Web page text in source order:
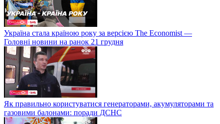
Україна стала країною року за версією The Economist —
Головні новини на ранок 21 грудня
Як правильно користуватися генераторами, акумуляторами та
газовими балонами: поради ДСНС